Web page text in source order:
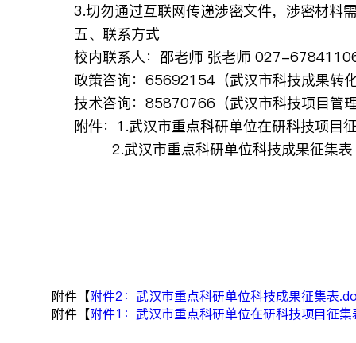
3.切勿通过互联网传递涉密文件，涉密材料
五、联系方式
校内联系人：邵老师 张老师 027-
政策咨询：65692154（武汉市科技成果转
技术咨询：85870766（武汉市科技项目管
附件：1.武汉市重点科研单位在研科技项目
2.武汉市重点科研单位科技成果征集表
附件【附件2：武汉市重点科研单位科技成果征集表
附件【附件1：武汉市重点科研单位在研科技项目征